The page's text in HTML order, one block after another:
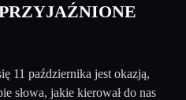
11 października jest okazją,
słowa, jakie kierował do nas